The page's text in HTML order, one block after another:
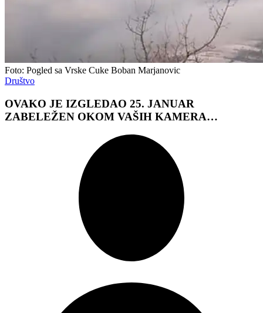
Foto: Pogled sa Vrske Cuke Boban Marjanovic
Društvo
OVAKO JE IZGLEDAO 25. JANUAR
ZABELEŽEN OKOM VAŠIH KAMERA…